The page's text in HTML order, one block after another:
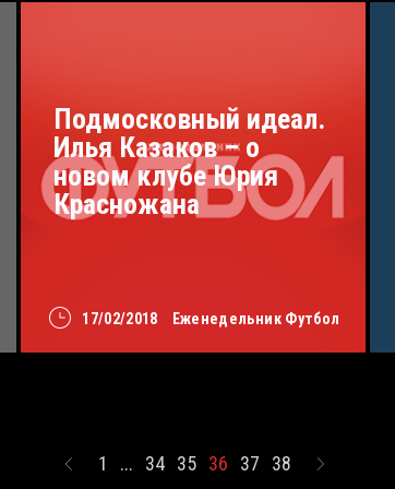
17/02/2018 Еженедельник Футбол
Подмосковный идеал.
Илья Казаков – о
новом клубе Юрия
Красножана
1 ... 34 35 36 37 38